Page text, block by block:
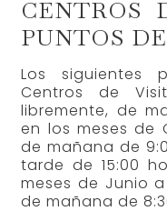
CENTROS
PUNTOS
Los siguientes
Centros de
libremente, de
en los meses de
de mañana de
tarde de 15:00
meses de Junio
de mañana de